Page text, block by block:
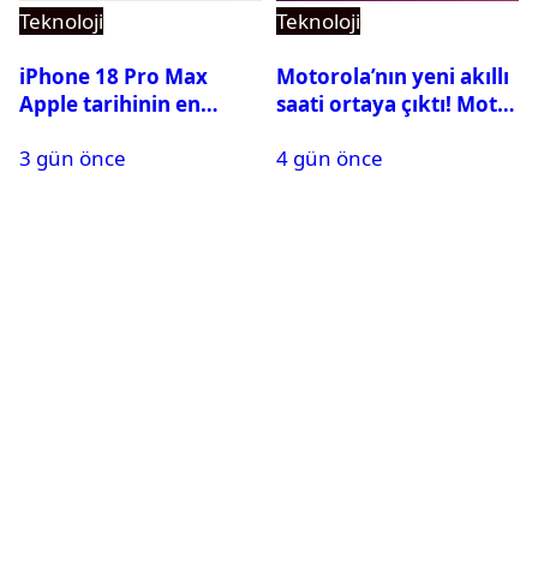
Teknoloji
iPhone 18 Pro Max
Apple tarihinin en
3 gün önce
Teknoloji
Motorola’nın yeni akıllı
saati ortaya çıktı! Moto
görüntülendi
4 gün önce